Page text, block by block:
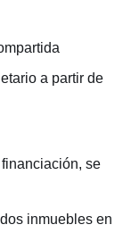
a partir de
se
inmuebles en